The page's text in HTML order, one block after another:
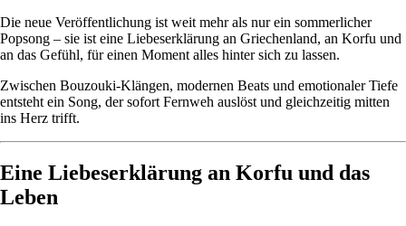
Die neue Veröffentlichung ist weit mehr als nur ein sommerlicher
Popsong – sie ist eine Liebeserklärung an Griechenland, an Korfu und
an das Gefühl, für einen Moment alles hinter sich zu lassen.
Zwischen Bouzouki-Klängen, modernen Beats und emotionaler Tiefe
entsteht ein Song, der sofort Fernweh auslöst und gleichzeitig mitten
ins Herz trifft.
Eine Liebeserklärung an Korfu und das
Leben